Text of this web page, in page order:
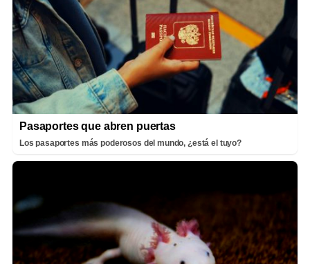
Pasaportes que abren puertas
Los pasaportes más poderosos del mundo, ¿está el tuyo?